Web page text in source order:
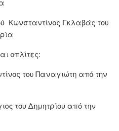
Γκλαβάς του
οπλίτες:
του Παναγιώτη από την
του Δημητρίου από την